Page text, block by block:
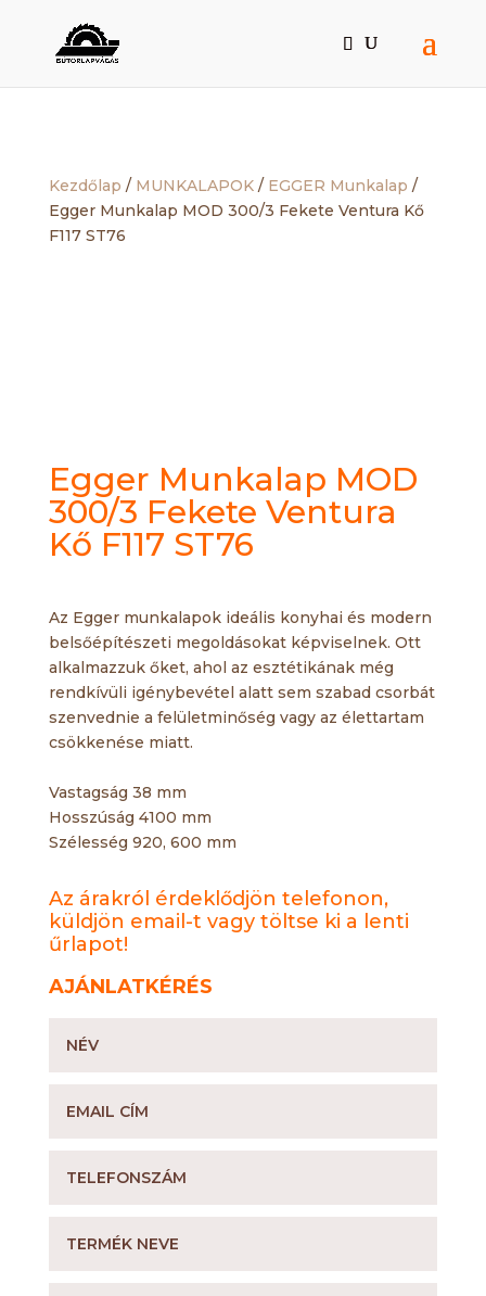
Kezdőlap / MUNKALAPOK/ EGGER Munkalap /
Egger Munkalap MOD 300/3 Fekete Ventura Kő
F117 ST76
Egger Munkalap MOD
300/3 Fekete Ventura
Kő F117 ST76
Az Egger munkalapok ideális konyhai és modern
belsőépítészeti megoldásokat képviselnek. Ott
alkalmazzuk őket, ahol az esztétikának még
rendkívüli igénybevétel alatt sem szabad csorbát
szenvednie a felületminőség vagy az élettartam
csökkenése miatt.
Vastagság 38 mm
Hosszúság 4100 mm
Szélesség 920, 600 mm
Az árakról érdeklődjön telefonon,
küldjön email-t vagy töltse ki a lenti
űrlapot!
AJÁNLATKÉRÉS